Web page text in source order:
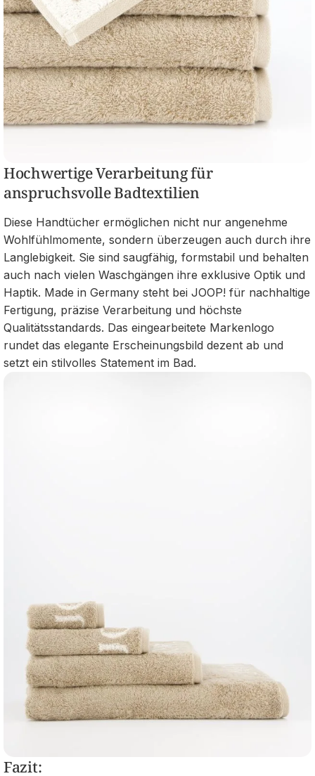
Hochwertige Verarbeitung für
anspruchsvolle Badtextilien
Diese Handtücher ermöglichen nicht nur angenehme
Wohlfühlmomente, sondern überzeugen auch durch ihre
Langlebigkeit. Sie sind saugfähig, formstabil und behalten
auch nach vielen Waschgängen ihre exklusive Optik und
Haptik. Made in Germany steht bei JOOP! für nachhaltige
Fertigung, präzise Verarbeitung und höchste
Qualitätsstandards. Das eingearbeitete Markenlogo
rundet das elegante Erscheinungsbild dezent ab und
setzt ein stilvolles Statement im Bad.
Fazit: